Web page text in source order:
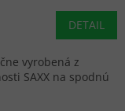
DETAIL
vyrobená z
SAXX na spodnú